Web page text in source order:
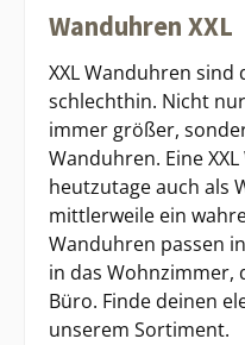
Wanduhren XXL
XXL Wanduhren sind
schlechthin. Nicht
immer größer,
Wanduhren. Eine
heutzutage auch als
mittlerweile ein
Wanduhren passen
in das Wohnzimmer,
Büro. Finde deinen
unserem Sortiment.